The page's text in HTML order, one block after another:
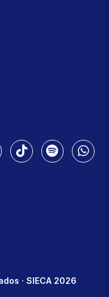
· SIECA 2026